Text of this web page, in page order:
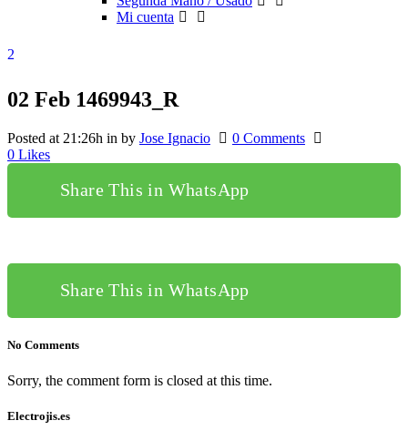
Mi cuenta
02 Feb 1469943_R
Posted at 21:26h in by Jose Ignacio
0 Comments
0 Likes
Share This in WhatsApp
Share This in WhatsApp
No Comments
Sorry, the comment form is closed at this time.
Electrojis.es